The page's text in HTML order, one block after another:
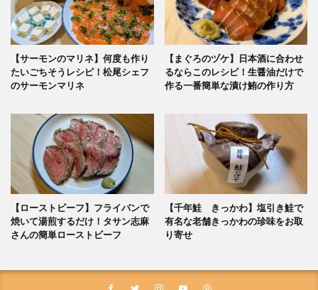
【サーモンのマリネ】何度も作り
たいごちそうレシピ！松尾シェフ
のサーモンマリネ
【まぐろのヅケ】日本酒に合わせ
るならこのレシピ！生醤油だけで
作る一番簡単な漬け鮪の作り方
【ローストビーフ】フライパンで
焼いて湯煎するだけ！タサン志麻
さんの簡単ローストビーフ
【千年鮭 きっかわ】塩引き鮭で
有名な老舗きっかわの珍味をお取
り寄せ